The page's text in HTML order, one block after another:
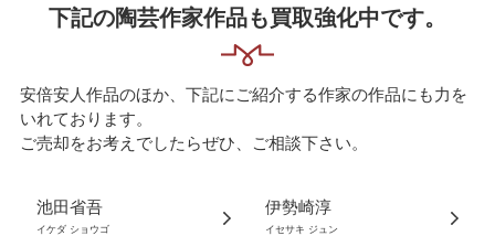
下記の陶芸作家作品も買取強化中です。
安倍安人作品のほか、下記にご紹介する作家の作品にも力を
いれております。
ご売却をお考えでしたらぜひ、ご相談下さい。
池田省吾
イケダ ショウゴ
伊勢崎淳
イセサキ ジュン